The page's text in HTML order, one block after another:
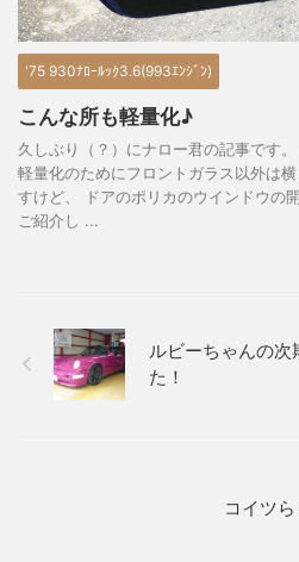
'75 930ﾅﾛｰﾙｯｸ3.6(993ｴﾝｼﾞﾝ)
こんな所も軽量化♪
久しぶり（？）にナロー君の記事です
軽量化のためにフロントガラス以外は
すけど、 ドアのポリカのウインドウの
ご紹介し ...
ルビーちゃんの
た！
コイツ